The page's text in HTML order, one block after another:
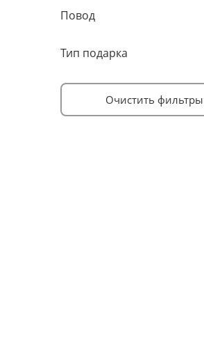
Повод
Тип подарка
Очистить фильтры